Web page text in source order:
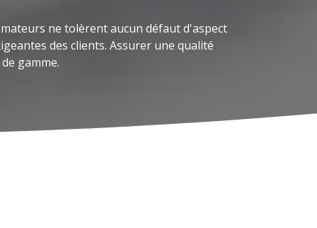
ne tolèrent aucun défaut d'aspect
des clients. Assurer une qualité
gamme.